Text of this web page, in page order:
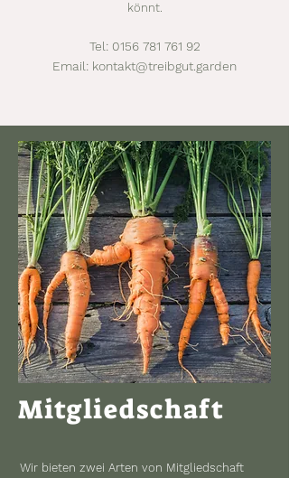
Mitgliedschaft
Wir bieten zwei Arten von Mitgliedschaft
könnt.
Tel: 0156 781 761 92
Email: kontakt@treibgut.garden